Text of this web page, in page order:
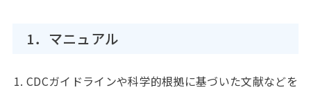
1．マニュアル
CDCガイドラインや科学的根拠に基づいた文献などを